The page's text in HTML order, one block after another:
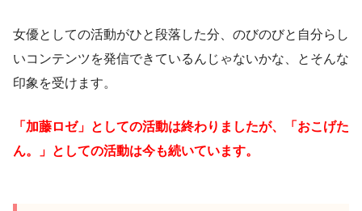
女優としての活動がひと段落した分、のびのびと自分らし
いコンテンツを発信できているんじゃないかな、とそんな
印象を受けます。
「加藤ロゼ」としての活動は終わりましたが、「おこげた
ん。」としての活動は今も続いています。